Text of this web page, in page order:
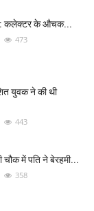
कलेक्टर के औचक...
473
युवक ने की थी
443
में पति ने बेरहमी...
358